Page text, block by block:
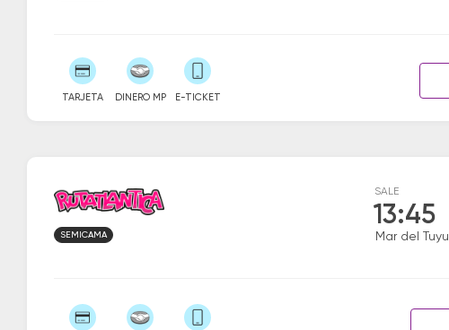
TARJETA DINERO MP E-TICKET
SALE
13:45
Mar del Tuyu
SEMICAMA